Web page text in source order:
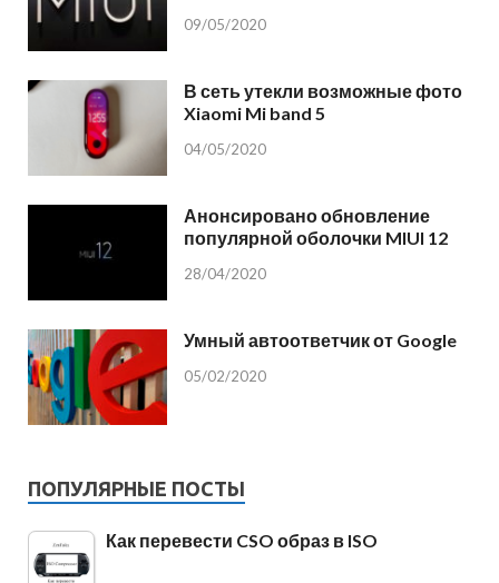
09/05/2020
В сеть утекли возможные фото
Xiaomi Mi band 5
04/05/2020
Анонсировано обновление
популярной оболочки MIUI 12
28/04/2020
Умный автоответчик от Google
05/02/2020
ПОПУЛЯРНЫЕ ПОСТЫ
Как перевести CSO образ в ISO